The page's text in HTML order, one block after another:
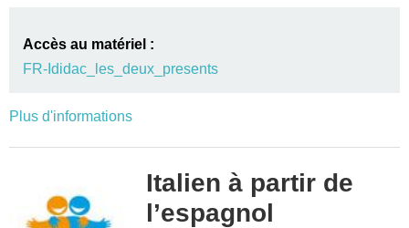
Accès au matériel :
FR-Ididac_les_deux_presents
Plus d'informations
Italien à partir de
l’espagnol